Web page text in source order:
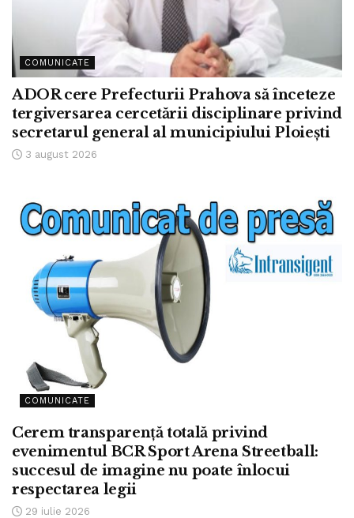
COMUNICATE
ADOR cere Prefecturii Prahova să înceteze
tergiversarea cercetării disciplinare privind
secretarul general al municipiului Ploiești
3 august 2026
COMUNICATE
Cerem transparență totală privind
evenimentul BCR Sport Arena Streetball:
succesul de imagine nu poate înlocui
respectarea legii
29 iulie 2026